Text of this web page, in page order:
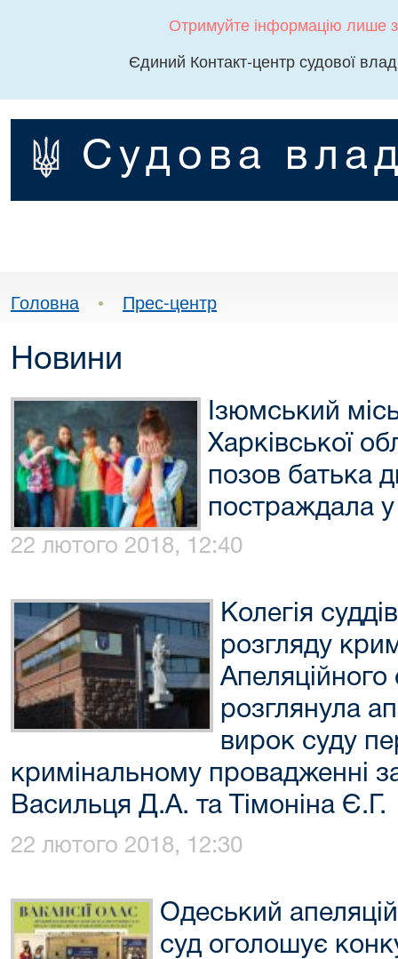
Отримуйте інформацію лише
Єдиний Контакт-центр судової
Судова
Головна • Прес-центр
Новини
Ізюмський
Харківської
позов батька
постраждала у
22 лютого 2018, 12:40
Колегія
розгляду
Апеляційного
розглянула
вирок суду
кримінальному провадженні
Васильця Д.А. та Тімоніна Є.Г.
22 лютого 2018, 12:30
Одеський
суд оголошує